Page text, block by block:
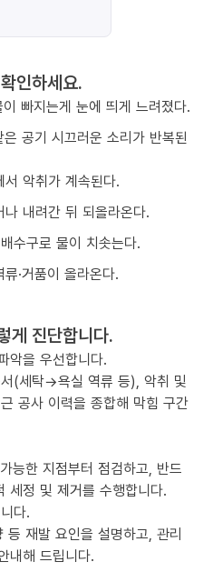
인하세요.
이 빠지는게 눈에 띄게 느려졌다.
공기 시끄러운 소리가 반복된
악취가 계속된다.
내려간 뒤 되올라온다.
수구로 물이 치솟는다.
·거품이 올라온다.
게 진단합니다.
악을 우선합니다.
(세탁→욕실 역류 등), 악취 및
공사 이력을 종합해 막힘 구간
능한 지점부터 점검하고, 반드
세정 및 제거를 수행합니다.
다.
등 재발 요인을 설명하고, 관리
내해 드립니다.